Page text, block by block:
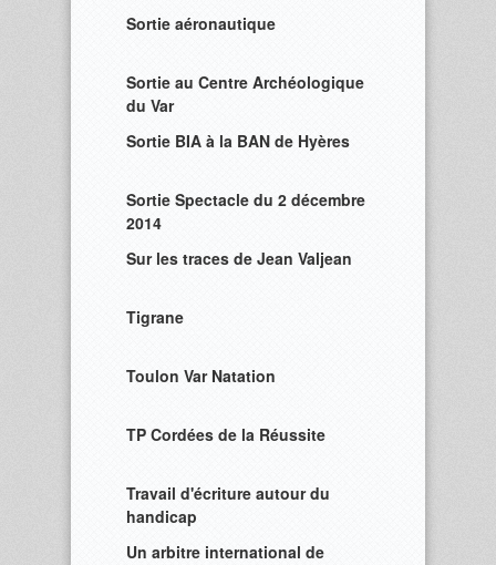
Sortie aéronautique
Sortie au Centre Archéologique
du Var
Sortie BIA à la BAN de Hyères
Sortie Spectacle du 2 décembre
2014
Sur les traces de Jean Valjean
Tigrane
Toulon Var Natation
TP Cordées de la Réussite
Travail d'écriture autour du
handicap
Un arbitre international de